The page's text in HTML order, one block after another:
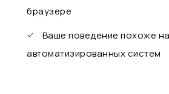
браузере
Ваше поведение похоже
автоматизированных систем